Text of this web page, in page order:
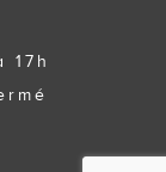
17h